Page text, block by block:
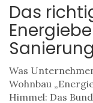
Das
Was
Wohnbau
Himmel: Das